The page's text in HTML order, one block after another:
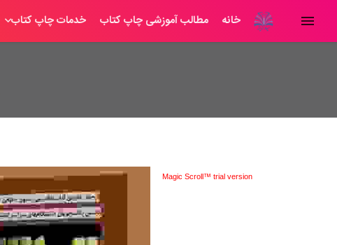
خانه مطالب آموزشی چاپ کتاب خدمات چاپ کتاب
Magic Scroll™ trial version